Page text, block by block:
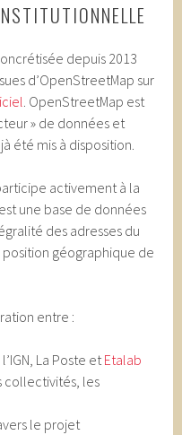
depuis 2013
d’OpenStreetMap sur
. OpenStreetMap est
» de données et
été mis à disposition.
activement à la
une base de données
des adresses du
géographique de
entre :
La Poste etEtalab
collectivités, les
le projet